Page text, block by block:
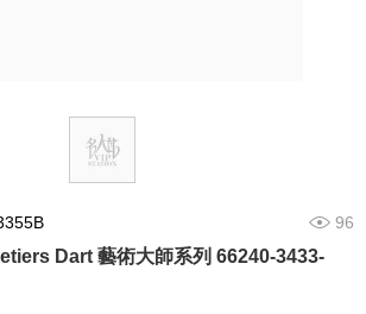
96
Dart 藝術大師系列 66240-3433-